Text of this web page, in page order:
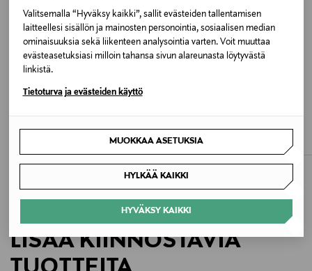
Valitsemalla “Hyväksy kaikki”, sallit evästeiden tallentamisen
laitteellesi sisällön ja mainosten personointia, sosiaalisen median
ominaisuuksia sekä liikenteen analysointia varten. Voit muuttaa
evästeasetuksiasi milloin tahansa sivun alareunasta löytyvästä
linkistä.
Tietoturva ja evästeiden käyttö
MUOKKAA ASETUKSIA
HYLKÄÄ KAIKKI
HYVÄKSY KAIKKI
050 BLACK
Valmistusmaa
Portugali
114485
Valmistaja
TIGER OF SWEDEN FINLAND OY
Valmistajan osoite
Unioninkatu 22, 00130 Helsinki, Finland
ETUKUPONKITUOTE
ViKenza-toppi
Toppi
Discounted Price
33,90 €
LISÄÄ KIINNOSTAVIA